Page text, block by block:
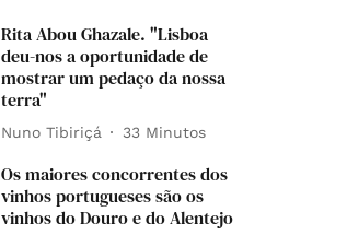
Rita Abou Ghazale. "Lisboa
deu-nos a oportunidade de
mostrar um pedaço da nossa
terra"
Nuno Tibiriçá 33 Minutos
Os maiores concorrentes dos
vinhos portugueses são os
vinhos do Douro e do Alentejo